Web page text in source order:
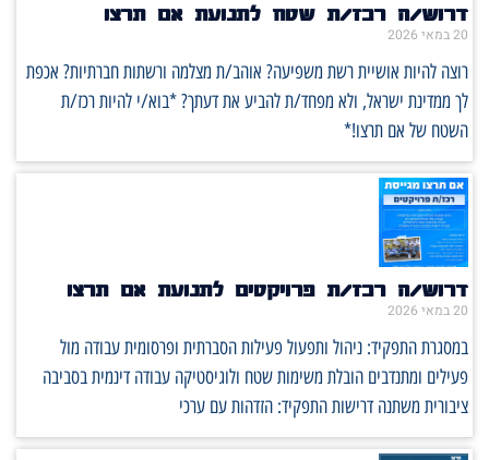
דרוש/ה רכז/ת שטח לתנועת אם תרצו
20 במאי 2026
רוצה להיות אושיית רשת משפיעה? אוהב/ת מצלמה ורשתות חברתיות? אכפת
לך ממדינת ישראל, ולא מפחד/ת להביע את דעתך? *בוא/י להיות רכז/ת
השטח של אם תרצו!*
דרוש/ה רכז/ת פרויקטים לתנועת אם תרצו
20 במאי 2026
במסגרת התפקיד: ניהול ותפעול פעילות הסברתית ופרסומית עבודה מול
פעילים ומתנדבים הובלת משימות שטח ולוגיסטיקה עבודה דינמית בסביבה
ציבורית משתנה דרישות התפקיד: הזדהות עם ערכי